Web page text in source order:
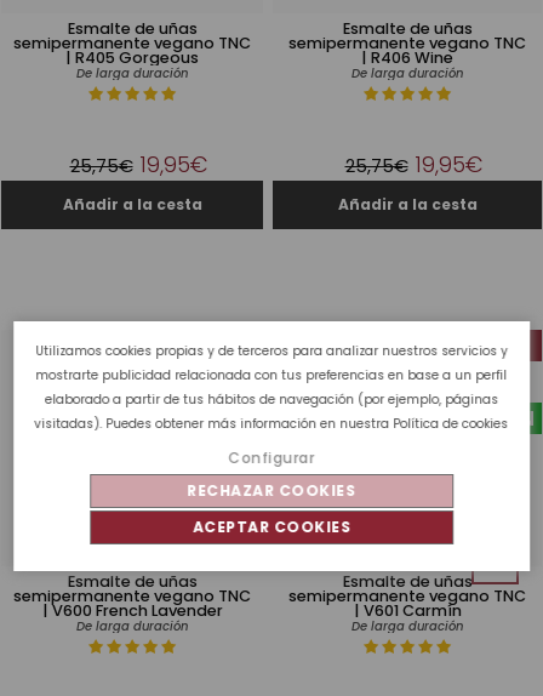
Utilizamos cookies propias y de terceros para analizar nuestros servicios y
mostrarte publicidad relacionada con tus preferencias en base a un perfil
elaborado a partir de tus hábitos de navegación (por ejemplo, páginas
visitadas). Puedes obtener más información en nuestra Política de cookies
Configurar
RECHAZAR COOKIES
ACEPTAR COOKIES
Esmalte de uñas
semipermanente vegano TNC
| R405 Gorgeous
De larga duración
25,75€ 19,95€
Esmalte de uñas
semipermanente vegano TNC
| R406 Wine
De larga duración
25,75€ 19,95€
Esmalte de uñas
semipermanente vegano TNC
| V600 French Lavender
De larga duración
VEGAN
-23 %
Esmalte de uñas
semipermanente vegano TNC
| V601 Carmín
De larga duración
VEGAN
-23 %